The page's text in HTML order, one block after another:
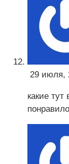
29 июля,
какие